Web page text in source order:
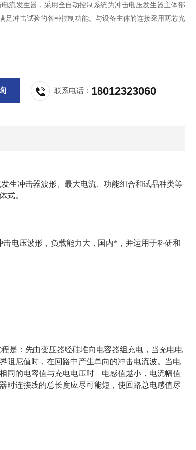
流发生器，采用全自动控制系统为冲击电压发生器主体部
足冲击试验的各种控制功能。与设备主体的连接采用两芯光
联系电话： 18012323060
生冲击器波形、最大电流、功能组合和试品种类等
式。
电压波形，负载能力大，国内*，并运用于科研和
是：先由变压器经硅堆向电容器组充电，当充电电
阻尼值时，在回路中产生单向的冲击电流波。当电
同的电容值与充电电压时，电感值越小，电流幅值
时连接线的总长度应尽可能短，使回路总电感值尽